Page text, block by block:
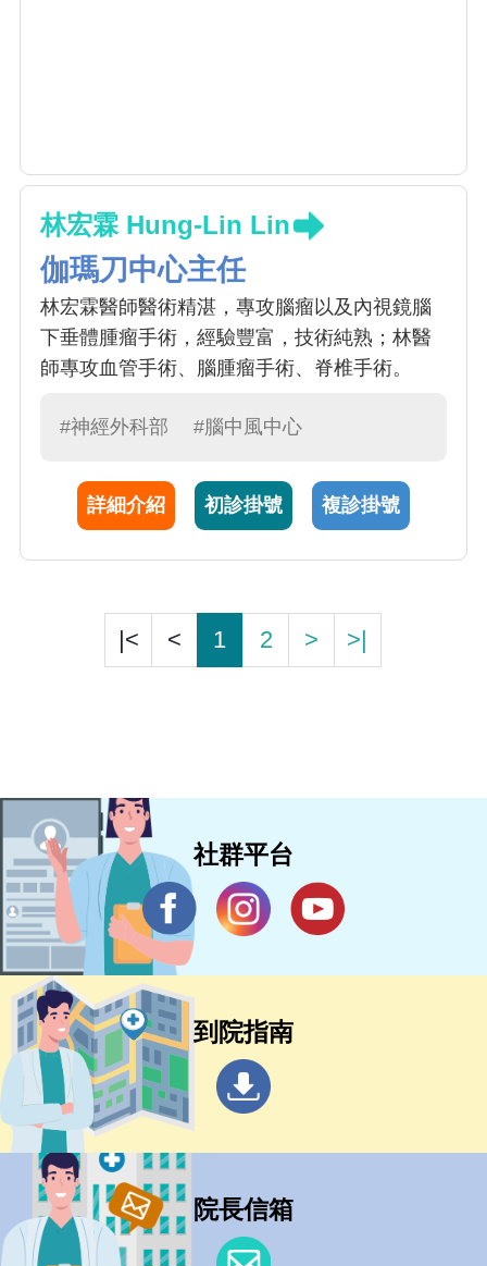
林宏霖 Hung-Lin Lin
伽瑪刀中心主任
林宏霖醫師醫術精湛，專攻腦瘤以及內視鏡腦
下垂體腫瘤手術，經驗豐富，技術純熟；林醫
師專攻血管手術、腦腫瘤手術、脊椎手術。
#神經外科部 #腦中風中心
詳細介紹 初診掛號 複診掛號
|< < 1 2 > >|
社群平台
到院指南
院長信箱